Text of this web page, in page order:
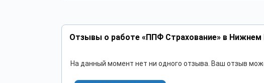
Отзывы о работе «ППФ Страхование» в Нижнем
На данный момент нет ни одного отзыва. Ваш отзыв